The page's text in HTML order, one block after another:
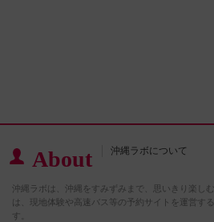
About 沖縄ラボについて
沖縄ラボは、沖縄をすみずみまで、思いきり楽し
は、現地体験や高速バス等の予約サイトを運営す
す。